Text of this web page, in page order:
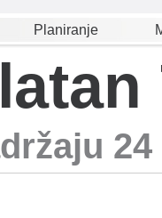
Planiranje